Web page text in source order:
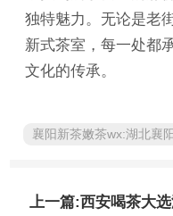
独特魅力。无论是老
新式茶室，每一处都
文化的传承。
襄阳新茶嫩茶wx:湖北襄
上一篇:西安喝茶大